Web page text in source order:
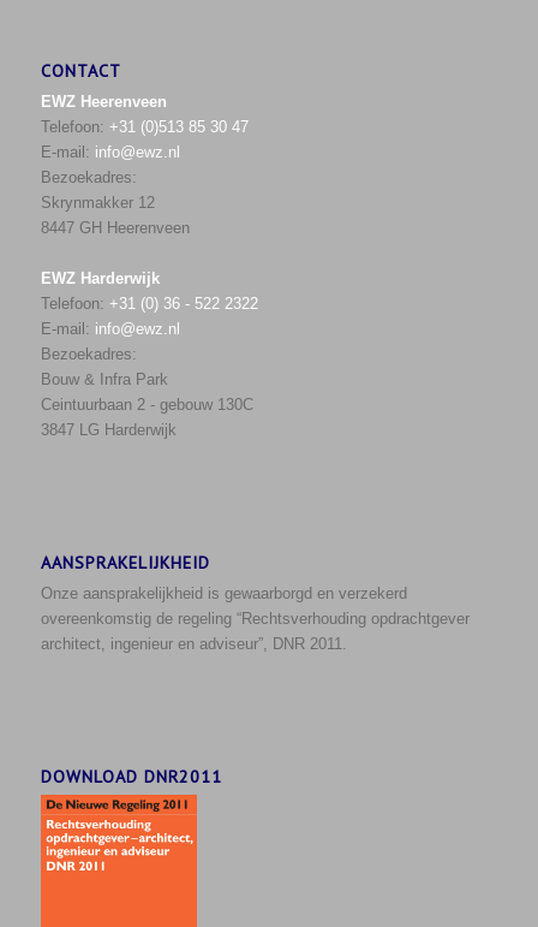
CONTACT
EWZ Heerenveen
Telefoon: +31 (0)513 85 30 47
E-mail: info@ewz.nl
Bezoekadres:
Skrynmakker 12
8447 GH Heerenveen
EWZ Harderwijk
Telefoon: +31 (0) 36 - 522 2322
E-mail: info@ewz.nl
Bezoekadres:
Bouw & Infra Park
Ceintuurbaan 2 - gebouw 130C
3847 LG Harderwijk
AANSPRAKELIJKHEID
Onze aansprakelijkheid is gewaarborgd en verzekerd
overeenkomstig de regeling “Rechtsverhouding opdrachtgever
architect, ingenieur en adviseur”, DNR 2011.
DOWNLOAD DNR2011